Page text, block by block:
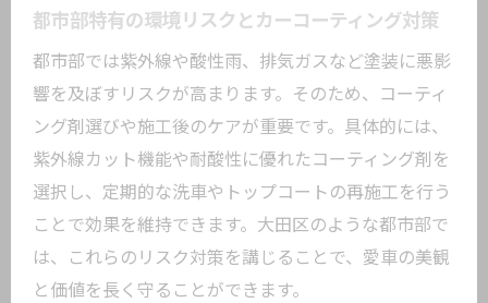
都市部特有の環境リスクとカーコーティング対策
都市部では紫外線や酸性雨、排気ガスなど塗装に悪影
響を及ぼすリスクが高まります。そのため、コーティ
ング剤選びや施工後のケアが重要です。具体的には、
紫外線カット機能や耐酸性に優れたコーティング剤を
選択し、定期的な洗車やトップコートの再施工を行う
ことで効果を維持できます。大田区のような都市部で
は、これらのリスク対策を講じることで、愛車の美観
と価値を長く守ることができます。